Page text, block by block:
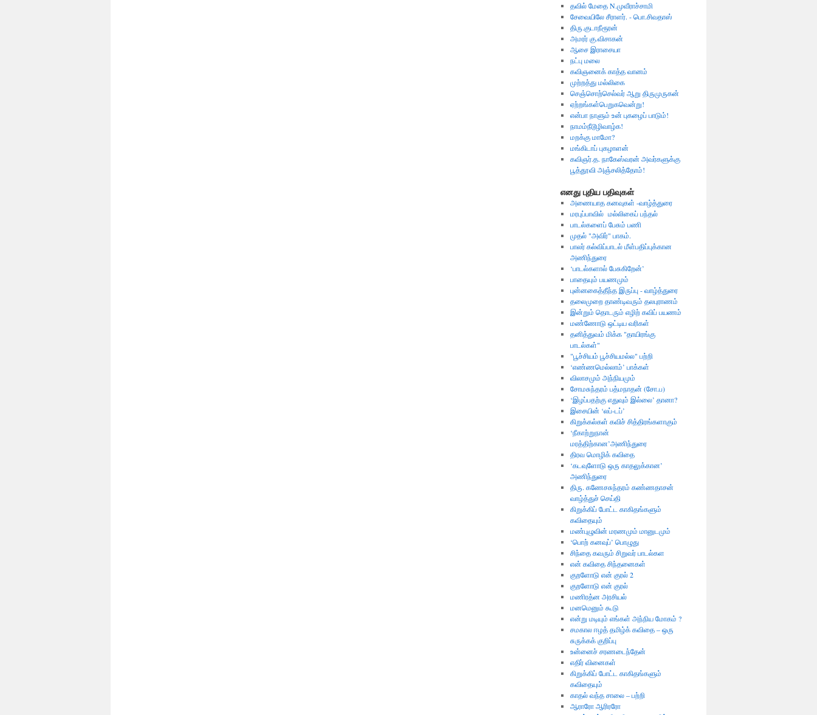
தவில் மேதை N.முவீராச்சாமி
சேவையிலே சீராளர். - பொ.சிவதாஸ்
திரு.குடாநீரூரன்
அமரர் கு.விசாகன்
ஆசை இராசையா
நட்பு மலை
கவிஞனைக் காத்த வானம்
முற்றத்து மல்லிகை
செஞ்சொற்செல்வர் ஆறு திருமுருகன்
ஏற்றங்கள்பெறுகவென்று!
என்பா நாளும் உன் புகழைப் பாடும்!
நாமம்நீடூழிவாழ்க!
மறக்கு மாமோ?
மங்கிடாப் புகழாளன்
கவிஞர்.த. நாகேஸ்வரன் அவர்களுக்கு
பூத்தூவி அஞ்சலித்தோம்!
எனது புதிய பதிவுகள்
அணையாத கனவுகள் -வாழ்த்துரை
மரபுப்பாவில் மல்லிகைப் பந்தல்
பாடல்களைப் பேசும் பணி
முதல் "அவிர்" பாகம்.
பாலர் கல்விப்பாடல் மீள்பதிப்புக்கான
அணிந்துரை
‘பாடல்களால் பேசுகிறேன்’
பாதையும் பயணமும்
புன்னகைத்தீந்த இருப்பு - வாழ்த்துரை
தலைமுறை தாண்டிவரும் தலபுராணம்
இன்றும் தொடரும் எழிற் கவிப் பயணம்
மண்ணோடு ஒட்டிய வரிகள்
தனித்துவம் மிக்க "தாயிரங்கு
பாடல்கள்"
"பூச்சியம் பூச்சியமல்ல" பற்றி
‘எண்ணமெல்லாம்’ பாக்கள்
விலாசமும் அந்நியமும்
சோமசுந்தரம் பத்மநாதன் (சோ.ப)
‘இழப்பதற்கு எதுவும் இல்லை’ தானா?
இசையின் ‘லப்-டப்’
கிறுக்கல்கள் கவிச் சித்திரங்களாகும்
‘நீகாற்றுநான்
மரத்திற்கான’அணிந்துரை
திரவ மொழிக் கவிதை
‘கடவுளோடு ஒரு காதலுக்கான’
அணிந்துரை
திரு. கணேசசுந்தரம் கண்ணதாசன்
வாழ்த்துச் செய்தி
கிறுக்கிப் போட்ட காகிதங்களும்
கவிதையும்
மண்புழுவின் மரணமும் மானுடமும்
‘பொற் கனவுப்’ பொழுது
சிந்தை கவரும் சிறுவர் பாடல்கள
என் கவிதை சிந்தனைகள்
குறளோடு என் குரல் 2
குறளோடு என் குரல்
மணிரத்ன அரசியல்
மனமெனும் கூடு
என்று மடியும் எங்கள் அந்நிய மோகம் ?
சமகால ஈழத் தமிழ்க் கவிதை – ஒரு
சுருக்கக் குறிப்பு
உன்னைச் சரணடைந்தேன்
எதிர் வினைகள்
கிறுக்கிப் போட்ட காகிதங்களும்
கவிதையும்
காதல் வந்த சாலை – பற்றி
ஆராரோ ஆரிரரோ